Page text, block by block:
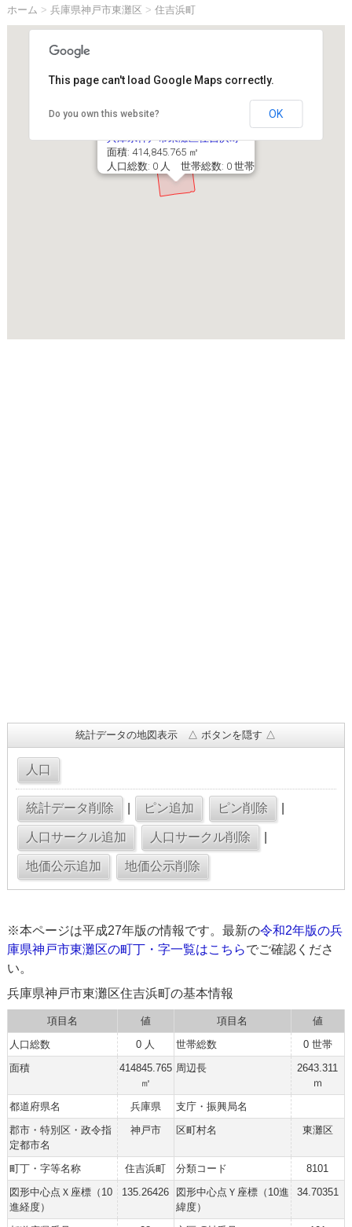
ホーム > 兵庫県神戸市東灘区 > 住吉浜町
兵庫県神戸市東灘区住吉浜町
面積: 414,845.765 ㎡
人口総数: 0 人 世帯総数: 0 世帯
This page can't load Google Maps correctly.
Do you own this website? OK
統計データの地図表示 △ ボタンを隠す △
※本ページは平成27年版の情報です。最新の令和2年版の兵
庫県神戸市東灘区の町丁・字一覧はこちらでご確認くださ
い。
兵庫県神戸市東灘区住吉浜町の基本情報
項目名 値 項目名
値
人口総数
0 人 世帯総数
0 世帯
面積
414845.765
㎡
周辺長
2643.311
ｍ
都道府県名
兵庫県
支庁・振興局名
郡市・特別区・政令指
定都市名
神戸市 区町村名 東灘区
町丁・字等名称 住吉浜町 分類コード
8101
図形中心点Ｘ座標（10
進経度）
135.26426
図形中心点Ｙ座標（10進
緯度）
34.70351